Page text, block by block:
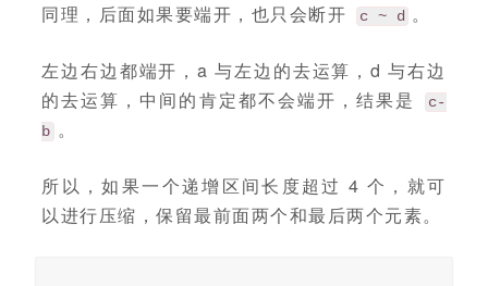
同理，后面如果要端开，也只会断开 c ~ d 。
左边右边都端开，a 与左边的去运算，d 与右边
的去运算，中间的肯定都不会端开，结果是
c-
b 。
所以，如果一个递增区间长度超过 4 个，就可
以进行压缩，保留最前面两个和最后两个元素。